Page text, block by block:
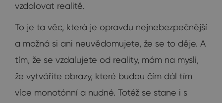
vzdalovat realitě.
To je ta věc, která je opravdu nejnebezpečnější
a možná si ani neuvědomujete, že se to děje. A
tím, že se vzdalujete od reality, mám na mysli,
že vytváříte obrazy, které budou čím dál tím
více monotónní a nudné. Totéž se stane i s